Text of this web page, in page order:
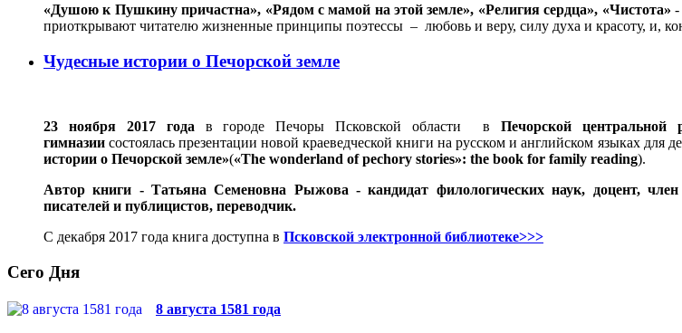
«Душою к Пушкину причастна», «Рядом с мамой на этой земле», «Религия сердца», «Чистота» -
приоткрывают читателю жизненные принципы поэтессы – любовь и веру, силу духа и красоту, и,
Чудесные истории о Печорской земле
23 ноября 2017 года в городе Печоры Псковской области в Печорской центральной
гимназии состоялась презентации новой краеведческой книги на русском и английском языках для
истории о Печорской земле»(«The wonderland of pechory stories»: the book for family reading).
Автор книги - Татьяна Семеновна Рыжова - кандидат филологических наук, доцент,
писателей и публицистов, переводчик.
С декабря 2017 года книга доступна в Псковской электронной библиотеке>>>
Сего Дня
8 августа 1581 года